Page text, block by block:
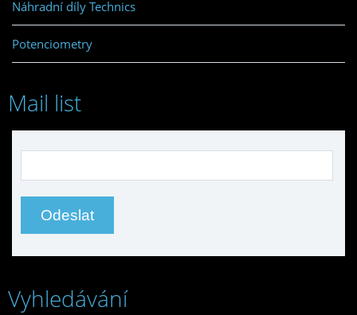
Náhradní díly Technics
Potenciometry
Mail list
Vyhledávání